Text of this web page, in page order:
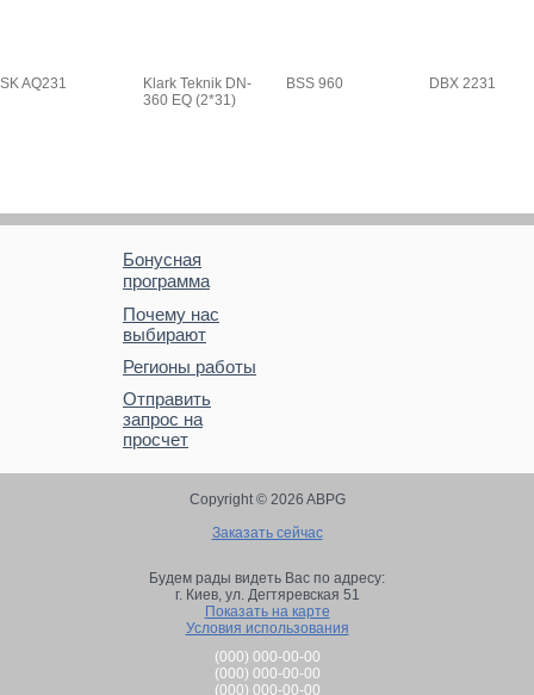
SK AQ231
Klark Teknik DN-
360 EQ (2*31)
BSS 960 DBX 2231
Бонусная
программа
Почему нас
выбирают
Регионы работы
Отправить
запрос на
просчет
Copyright © 2026 ABPG
Заказать сейчас
Будем рады видеть Вас по адресу:
г. Киев, ул. Дегтяревская 51
Показать на карте
Условия использования
(000) 000-00-00
(000) 000-00-00
(000) 000-00-00